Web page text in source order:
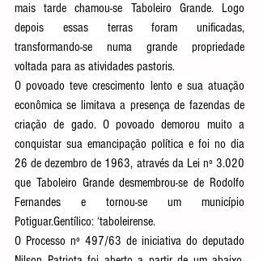
mais tarde chamou-se Taboleiro Grande. Logo
depois essas terras foram unificadas,
transformando-se numa grande propriedade
voltada para as atividades pastoris.
O povoado teve crescimento lento e sua atuação
econômica se limitava a presença de fazendas de
criação de gado. O povoado demorou muito a
conquistar sua emancipação política e foi no dia
26 de dezembro de 1963, através da Lei nº 3.020
que Taboleiro Grande desmembrou-se de Rodolfo
Fernandes e tornou-se um município
Potiguar.Gentílico: ‘taboleirense.
O Processo nº 497/63 de iniciativa do deputado